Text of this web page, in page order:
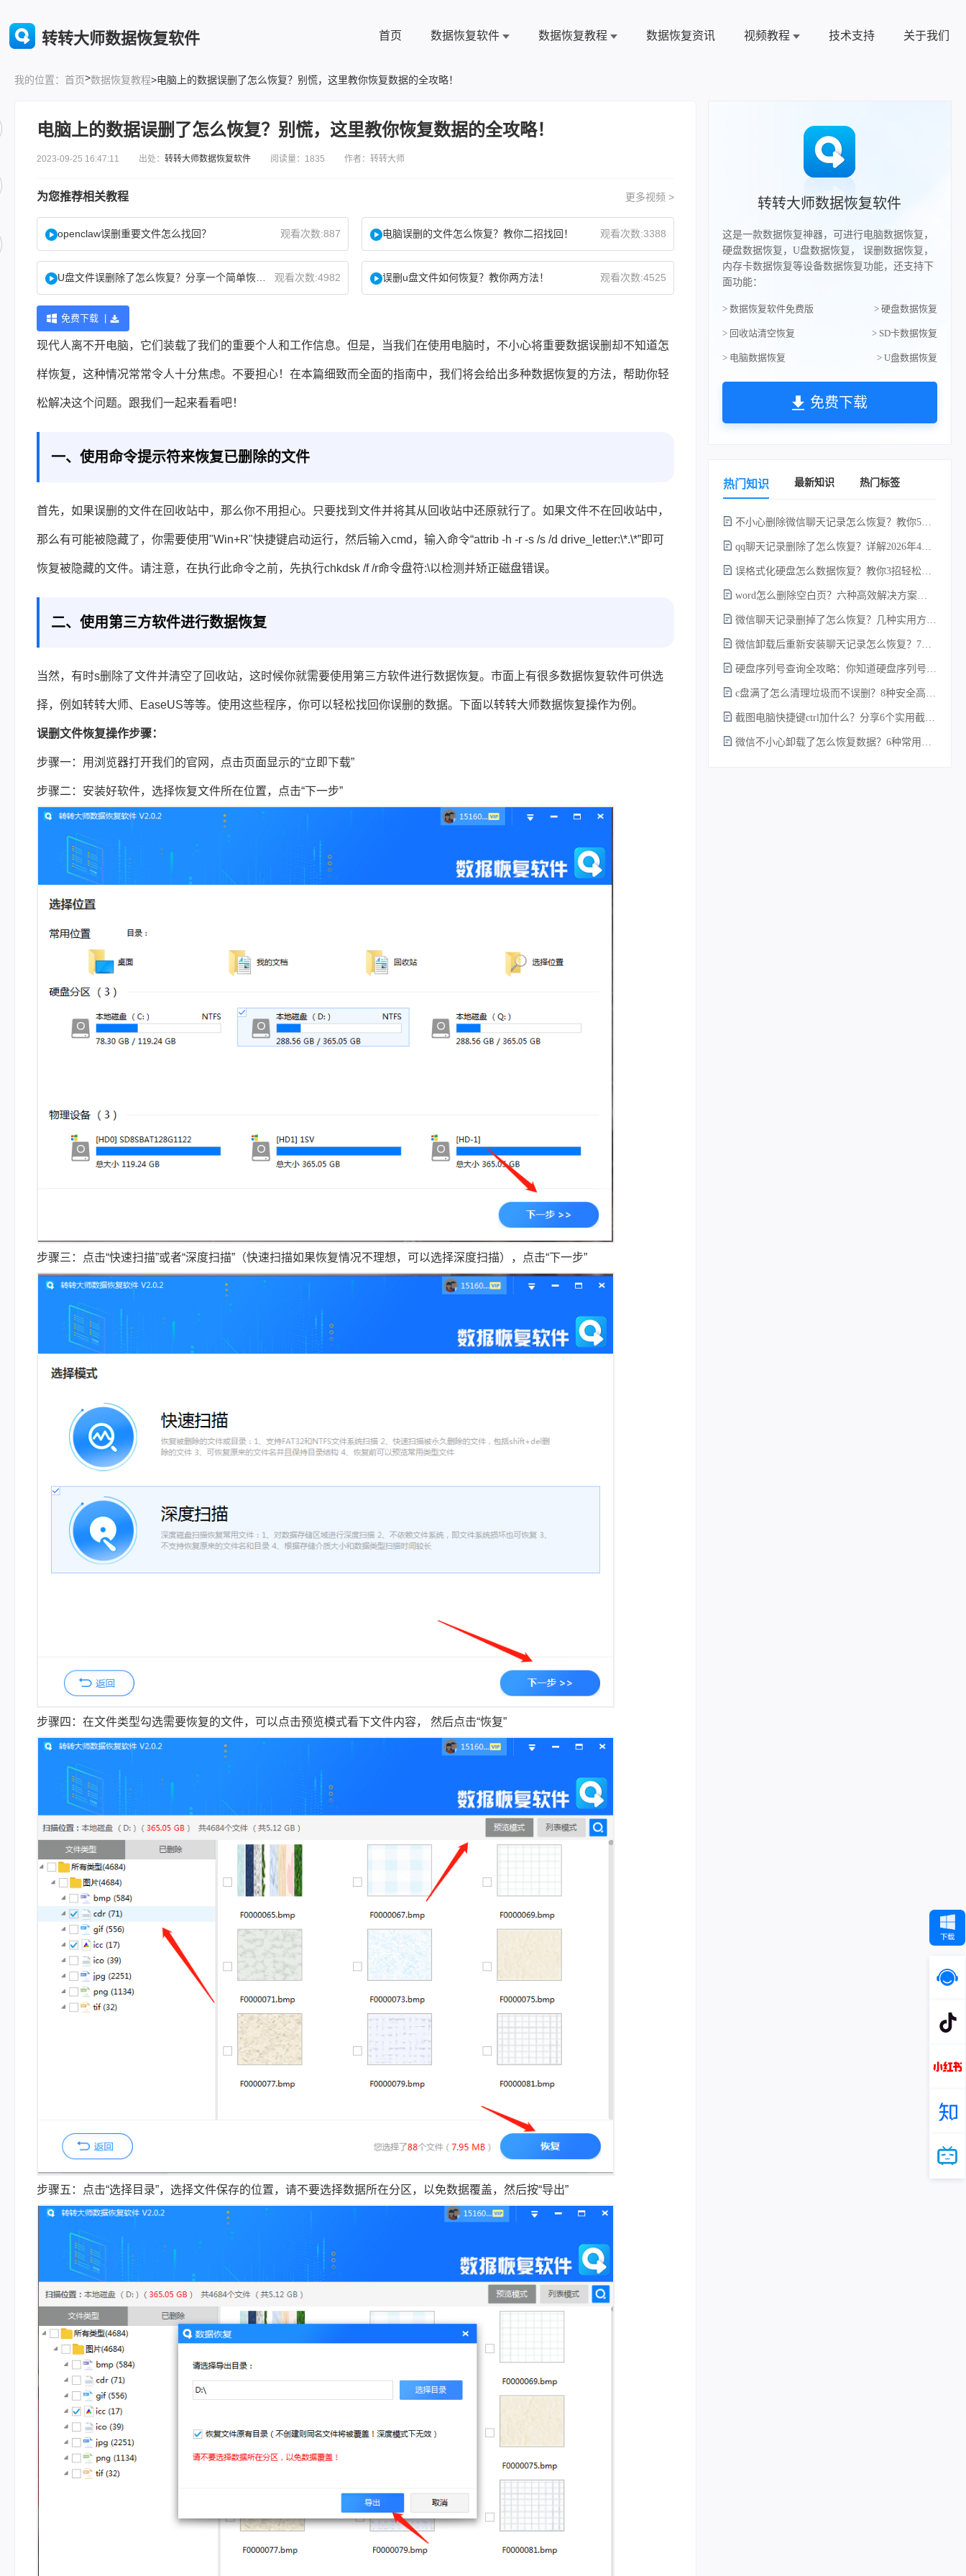
转转大师数据恢复软件 首页 数据恢复软件 数据恢复教程 数据恢复资讯 视频教程 技术支持 关于我们
我的位置： 首页>数据恢复教程>电脑上的数据误删了怎么恢复？别慌，这里教你恢复数据的全攻略！
电脑上的数据误删了怎么恢复？别慌，这里教你恢复数据的全攻略！
2023-09-25 16:47:11 出处： 转转大师数据恢复软件 阅读量：1835 作者：转转大师
为您推荐相关教程 更多视频 >
openclaw误删重要文件怎么找回？ 观看次数:887 电脑误删的文件怎么恢复？教你二招找回！ 观看次数:3388
观看次数:4982 误删u盘文件如何恢复？教你两方法！ 观看次数:4525
免费下载 |
现代人离不开电脑，它们装载了我们的重要个人和工作信息。但是，当我们在使用电脑时，不小心将重要数据误删却不知道怎
样恢复，这种情况常常令人十分焦虑。不要担心！在本篇细致而全面的指南中，我们将会给出多种数据恢复的方法，帮助你轻
松解决这个问题。跟我们一起来看看吧！
一、使用命令提示符来恢复已删除的文件
首先，如果误删的文件在回收站中，那么你不用担心。只要找到文件并将其从回收站中还原就行了。如果文件不在回收站中，
那么有可能被隐藏了，你需要使用"Win+R"快捷键启动运行，然后输入cmd，输入命令“attrib -h -r -s /s /d drive_letter:\*.\*”即可
恢复被隐藏的文件。请注意，在执行此命令之前，先执行chkdsk /f /r命令盘符:\以检测并矫正磁盘错误。
二、使用第三方软件进行数据恢复
当然，有时s删除了文件并清空了回收站，这时候你就需要使用第三方软件进行数据恢复。市面上有很多数据恢复软件可供选
择，例如转转大师、EaseUS等等。使用这些程序，你可以轻松找回你误删的数据。下面以转转大师数据恢复操作为例。
误删文件恢复操作步骤：
步骤一：用浏览器打开我们的官网，点击页面显示的“立即下载”
步骤二：安装好软件，选择恢复文件所在位置，点击“下一步”
步骤三：点击“快速扫描”或者“深度扫描”（快速扫描如果恢复情况不理想，可以选择深度扫描），点击“下一步”
步骤四：在文件类型勾选需要恢复的文件，可以点击预览模式看下文件内容， 然后点击“恢复”
步骤五：点击“选择目录”，选择文件保存的位置，请不要选择数据所在分区，以免数据覆盖，然后按“导出”
转转大师数据恢复软件
这是一款数据恢复神器，可进行电脑数据恢复，
硬盘数据恢复，U盘数据恢复， 误删数据恢复，
内存卡数据恢复等设备数据恢复功能，还支持下
面功能：
> 数据恢复软件免费版 > 硬盘数据恢复
> 回收站清空恢复 > SD卡数据恢复
> 电脑数据恢复 > U盘数据恢复
免费下载
热门知识 最新知识 热门标签
不小心删除微信聊天记录怎么恢复？教你5种简单找回的方法！
qq聊天记录删除了怎么恢复？详解2026年4种常用有效的方法（支持.db数据库提取）
误格式化硬盘怎么数据恢复？教你3招轻松恢复！
word怎么删除空白页？六种高效解决方案（2026年最新实操指南）！
微信聊天记录删掉了怎么恢复？几种实用方法详解！
微信卸载后重新安装聊天记录怎么恢复？7种实测有效的恢复方案详解！
硬盘序列号查询全攻略：你知道硬盘序列号怎么查吗？
c盘满了怎么清理垃圾而不误删？8种安全高效的方法详解+误删恢复指南！
截图电脑快捷键ctrl加什么？分享6个实用截图方法！
微信不小心卸载了怎么恢复数据？6种常用方法详解！